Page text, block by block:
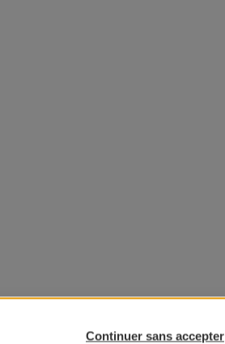
Continuer sans accepter